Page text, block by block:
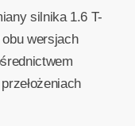
silnika 1.6 T-
wersjach